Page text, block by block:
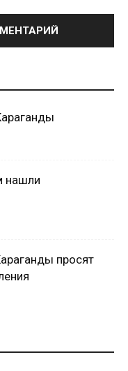
нашли
просят